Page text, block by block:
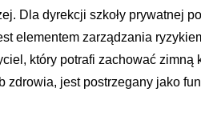
Dla dyrekcji szkoły prywatnej
elementem zarządzania
który potrafi zachować
zdrowia, jest postrzegany jako